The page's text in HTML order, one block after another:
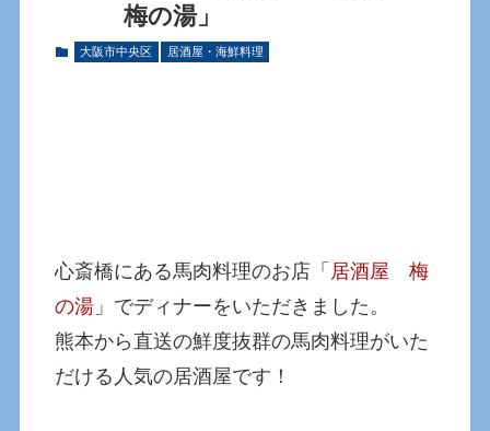
梅の湯」
大阪市中央区 居酒屋・海鮮料理
心斎橋にある馬肉料理のお店「 居酒屋 梅
の湯 」でディナーをいただきました。
熊本から直送の鮮度抜群の馬肉料理がいた
だける人気の居酒屋です！